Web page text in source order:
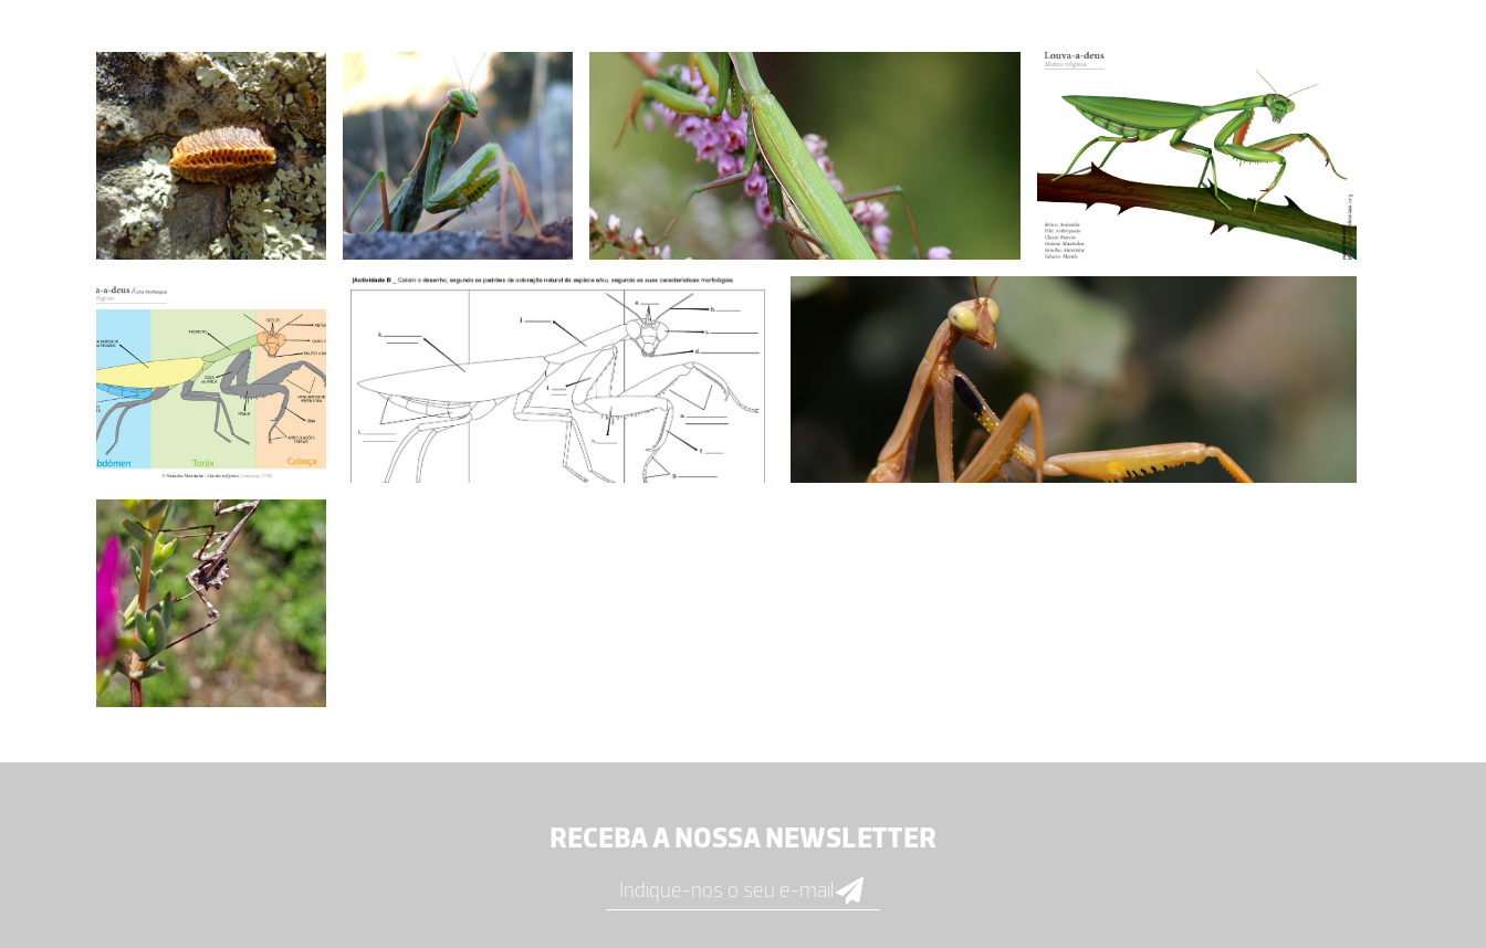
RECEBA A NOSSA NEWSLETTER